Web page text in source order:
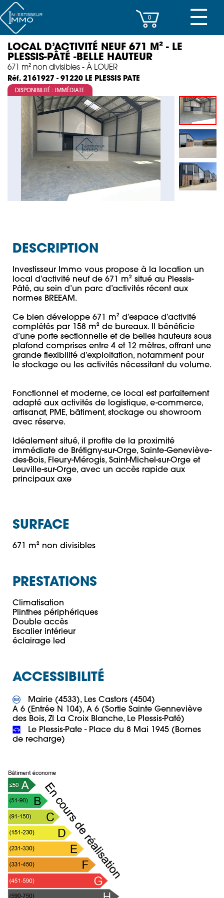
CENTRES D’AFFAIRES
IMMEUBLES DE RAPPORT
PROPERTY MANAGEMENT
PROGRAMMES NEUFS
INVESTISSEMENT
SOCIÉTÉ
ACTUALITÉS
☰
0
LOCAL D’ACTIVITÉ NEUF 671 M² - LE
PLESSIS-PÂTÉ -BELLE HAUTEUR
671 m² non divisibles - À LOUER
Réf. 2161927 - 91220 LE PLESSIS PATE
DISPONIBILITÉ : IMMÉDIATE
DESCRIPTION
Investisseur Immo vous propose à la location un
local d’activité neuf de 671 m² situé au Plessis-
Pâté, au sein d’un parc d’activités récent aux
normes BREEAM.
Ce bien développe 671 m² d’espace d’activité
complétés par 158 m² de bureaux. Il bénéficie
d’une porte sectionnelle et de belles hauteurs sous
plafond comprises entre 4 et 12 mètres, offrant une
grande flexibilité d’exploitation, notamment pour
le stockage ou les activités nécessitant du volume.
Fonctionnel et moderne, ce local est parfaitement
adapté aux activités de logistique, e-commerce,
artisanat, PME, bâtiment, stockage ou showroom
avec réserve.
Idéalement situé, il profite de la proximité
immédiate de Brétigny-sur-Orge, Sainte-Geneviève-
des-Bois, Fleury-Mérogis, Saint-Michel-sur-Orge et
Leuville-sur-Orge, avec un accès rapide aux
principaux axe
SURFACE
671 m² non divisibles
PRESTATIONS
Climatisation
Plinthes périphériques
Double accès
Escalier intérieur
ACCESSIBILITÉ
Mairie (4533), Les Castors (4504)
A 6 (Entrée N 104), A 6 (Sortie Sainte Genneviève
Le Plessis-Pate - Place du 8 Mai 1945 (Bornes
de recharge)